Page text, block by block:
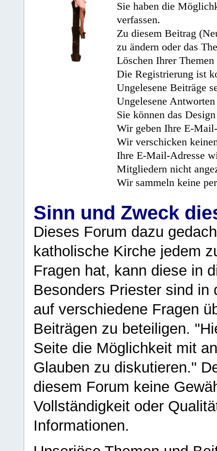
Sie haben die
verfassen.
Zu diesem Beitrag
zu ändern oder das
Löschen Ihrer
Die Registrierung ist
Ungelesene Beiträge
Ungelesene
Sie können das
Wir geben Ihre E-
Wir verschicken
Ihre E-Mail-Adresse
Mitgliedern nicht
Wir sammeln keine
Sinn und Zweck
Dieses Forum dazu
katholische Kirche jedem
Fragen hat, kann diese in
Besonders Priester sind in
auf verschiedene Fragen
Beiträgen zu beteiligen.
Seite die Möglichkeit mit
Glauben zu diskutieren."
diesem Forum keine
Vollständigkeit oder
Informationen.